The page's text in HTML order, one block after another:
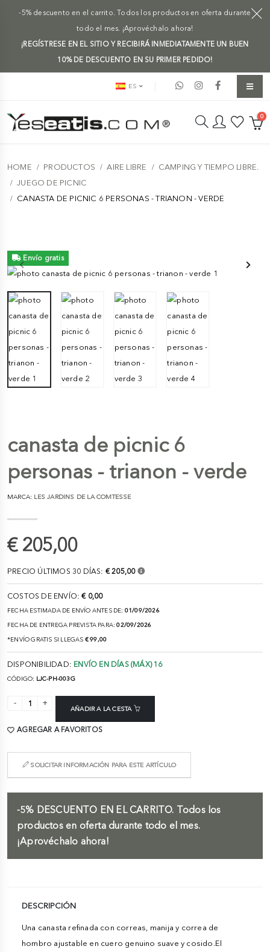
-5% descuento en el carrito. Todos los productos en oferta durante
todo el mes. ¡Aprovéchalo ahora!
¡REGÍSTRESE EN EL SITIO Y RECIBIRÁ INMEDIATAMENTE UN BUEN
10% DE DESCUENTO EN SU PRIMER PEDIDO!
ES
0
HOME PRODUCTOS AIRE LIBRE
CAMPING Y TIEMPO LIBRE.
JUEGO DE PICNIC
CANASTA DE PICNIC 6 PERSONAS - TRIANON - VERDE
Envío gratis
canasta de picnic 6
personas - trianon - verde
MARCA: LES JARDINS DE LA COMTESSE
€ 205,00
PRECIO ÚLTIMOS 30 DÍAS: € 205,00
COSTOS DE ENVÍO:€ 0,00
FECHA ESTIMADA DE ENVÍO ANTES DE: 01/09/2026
FECHA DE ENTREGA PREVISTA PARA:02/09/2026
*ENVÍO GRATIS SI LLEGAS € 99,00
DISPONIBILIDAD: ENVÍO EN DÍAS (MÁX) 16
CÓDIGO: LJC-PH-003G
AÑADIR A LA CESTA
AGREGAR A FAVORITOS
SOLICITAR INFORMACIÓN PARA ESTE ARTÍCULO
-5% DESCUENTO EN EL CARRITO. Todos los
productos en oferta durante todo el mes.
¡Aprovéchalo ahora!
DESCRIPCIÓN
Una canasta refinada con correas, manija y correa de
hombro ajustable en cuero genuino suave y cosido.El